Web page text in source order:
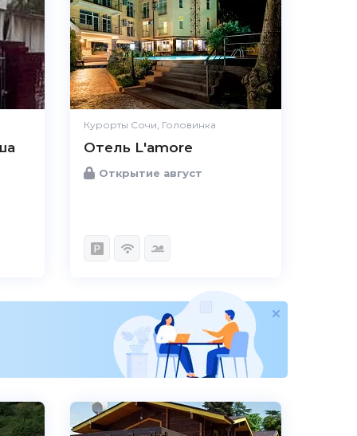
Курорты Сочи, Головинка
Отель L'amore
Открытие август